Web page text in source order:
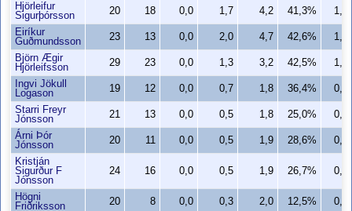
Hjörleifur
Sigurþórsson
20 18 0,0 1,7 4,2 41,3%
1,7
Eiríkur
Guðmundsson
23 13 0,0 2,0 4,7 42,6%
1,3
Björn Ægir
Hjörleifsson
29 23 0,0 1,3 3,2 42,5%
1,3
Ingvi Jökull
Logason
19 12 0,0 0,7 1,8 36,4%
0,7
Starri Freyr
Jónsson
21 13 0,0 0,5 1,8 25,0%
0,5
Árni Þór
Jónsson
20 11 0,0 0,5 1,9 28,6%
0,4
Kristján
Sigurður F
Jónsson
24 16 0,0 0,5 1,9 26,7% 0,5
Högni
Friðriksson
20 8 0,0 0,3 2,0 12,5%
0,3